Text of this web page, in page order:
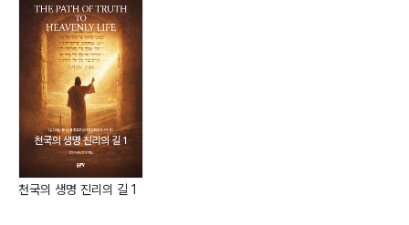
천국의 생명 진리의 길 1